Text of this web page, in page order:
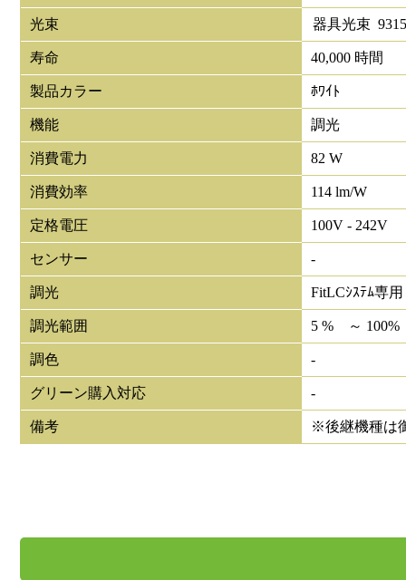
光束 器具光束
寿命 40,000 時間
製品カラー ﾎﾜｲﾄ
機能 調光
消費電力 82 W
消費効率 114 lm/W
定格電圧 100V - 242V
センサー -
調光 FitLCｼｽﾃﾑ専用
調光範囲 5 % ～ 100%
調色 -
グリーン購入対応 -
備考 ※後継機種は